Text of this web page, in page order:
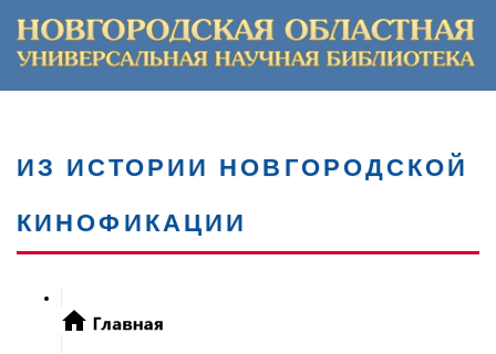
ИЗ ИСТОРИИ НОВГОРОДСКОЙ
КИНОФИКАЦИИ